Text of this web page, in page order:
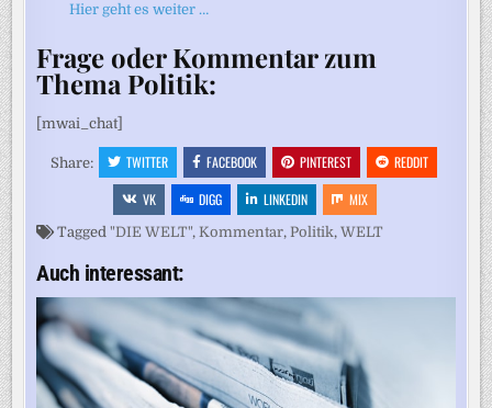
Hier geht es weiter …
Frage oder Kommentar zum
Thema Politik:
[mwai_chat]
Share: TWITTER FACEBOOK PINTEREST
REDDIT
VK
DIGG LINKEDIN MIX
Tagged"DIE WELT",Kommentar,Politik,WELT
Auch interessant: